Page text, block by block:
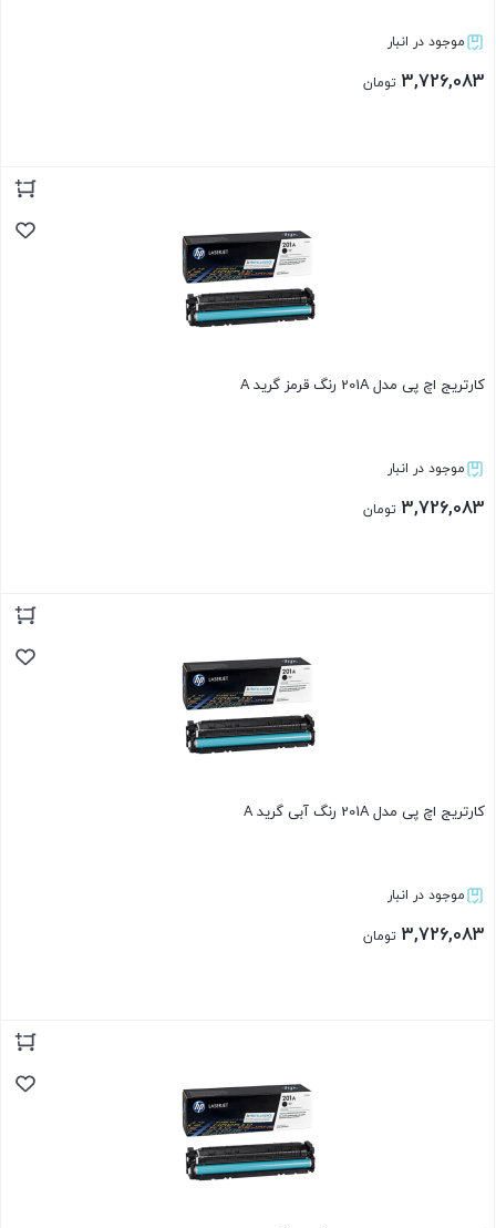
موجود در انبار
3,726,083 تومان
کارتریج اچ پی مدل 201A رنگ قرمز گرید A
موجود در انبار
3,726,083 تومان
کارتریج اچ پی مدل 201A رنگ آبی گرید A
موجود در انبار
3,726,083 تومان